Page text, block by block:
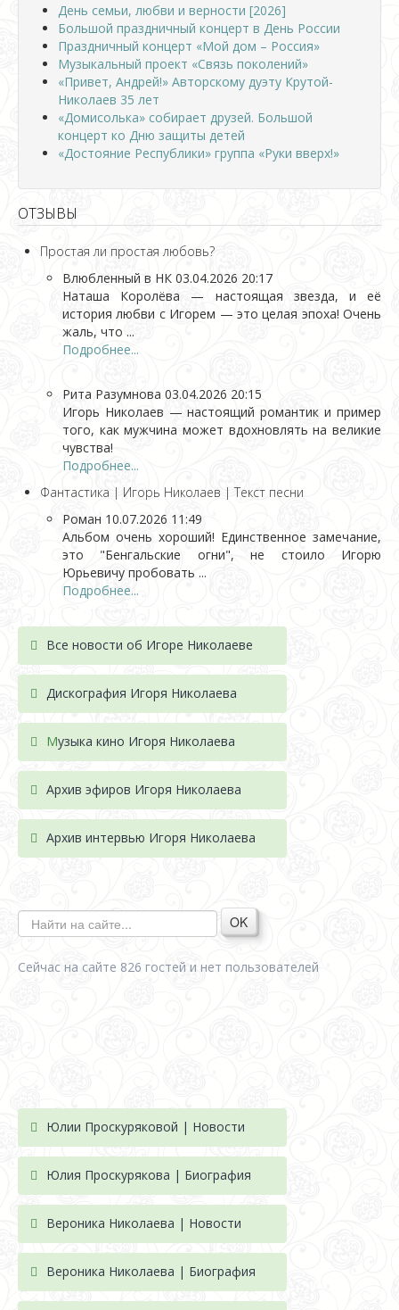
День семьи, любви и верности [2026]
Большой праздничный концерт в День России
Праздничный концерт «Мой дом – Россия»
Музыкальный проект «Связь поколений»
«Привет, Андрей!» Авторскому дуэту Крутой-
Николаев 35 лет
«Домисолька» собирает друзей. Большой
концерт ко Дню защиты детей
«Достояние Республики» группа «Руки вверх!»
ОТЗЫВЫ
Простая ли простая любовь?
Влюбленный в НК 03.04.2026 20:17
Наташа Королёва — настоящая звезда, и её
история любви с Игорем — это целая эпоха! Очень
жаль, что ...
Подробнее...
Рита Разумнова 03.04.2026 20:15
Игорь Николаев — настоящий романтик и пример
того, как мужчина может вдохновлять на великие
чувства!
Подробнее...
Фантастика | Игорь Николаев | Текст песни
Роман 10.07.2026 11:49
Альбом очень хороший! Единственное замечание,
это "Бенгальские огни", не стоило Игорю
Юрьевичу пробовать ...
Подробнее...
Все новости об Игоре Николаеве
Дискография Игоря Николаева
Музыка кино Игоря Николаева
Архив эфиров Игоря Николаева
Архив интервью Игоря Николаева
OK
Сейчас на сайте 826 гостей и нет пользователей
Юлии Проскуряковой | Новости
Юлия Проскурякова | Биография
Вероника Николаева | Новости
Вероника Николаева | Биография